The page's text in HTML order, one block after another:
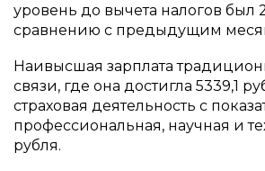
уровень до вычета налогов был
сравнению с предыдущим
Наивысшая зарплата
связи, где она достигла 5339,1
страховая деятельность с
профессиональная, научная и
рубля.